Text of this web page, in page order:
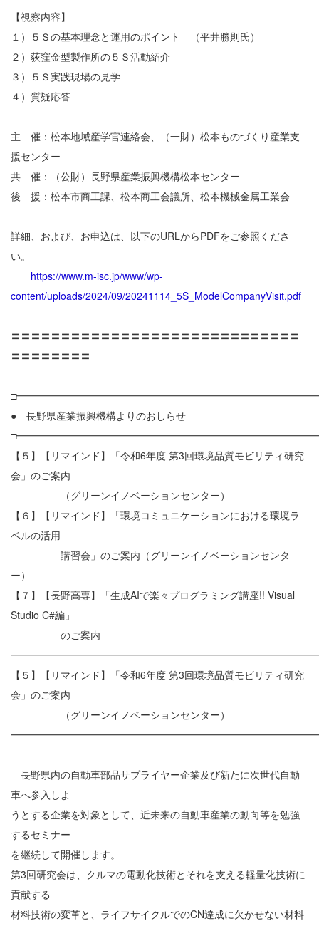
【視察内容】
１）５Ｓの基本理念と運用のポイント （平井勝則氏）
２）荻窪金型製作所の５Ｓ活動紹介
３）５Ｓ実践現場の見学
４）質疑応答
主 催：松本地域産学官連絡会、（一財）松本ものづくり産業支
援センター
共 催：（公財）長野県産業振興機構松本センター
後 援：松本市商工課、松本商工会議所、松本機械金属工業会
詳細、および、お申込は、以下のURLからPDFをご参照くださ
い。
https://www.m-isc.jp/www/wp-
content/uploads/2024/09/20241114_5S_ModelCompanyVisit.pdf
〓〓〓〓〓〓〓〓〓〓〓〓〓〓〓〓〓〓〓〓〓〓〓〓〓〓〓〓〓
〓〓〓〓〓〓〓〓
● 長野県産業振興機構よりのおしらせ
【５】【リマインド】「令和6年度 第3回環境品質モビリティ研究
会」のご案内
（グリーンイノベーションセンター）
【６】【リマインド】「環境コミュニケーションにおける環境ラ
ベルの活用
講習会」のご案内（グリーンイノベーションセンタ
ー）
【７】【長野高専】「生成AIで楽々プログラミング講座!! Visual
Studio C#編」
のご案内
【５】【リマインド】「令和6年度 第3回環境品質モビリティ研究
会」のご案内
（グリーンイノベーションセンター）
長野県内の自動車部品サプライヤー企業及び新たに次世代自動
車へ参入しよ
うとする企業を対象として、近未来の自動車産業の動向等を勉強
するセミナー
を継続して開催します。
第3回研究会は、クルマの電動化技術とそれを支える軽量化技術に
貢献する
材料技術の変革と、ライフサイクルでのCN達成に欠かせない材料